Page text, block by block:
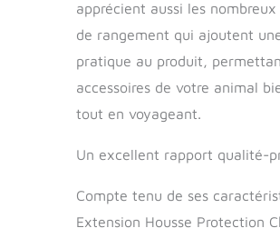
est
facile à
de sorte
n'aurez
Le
apprécient aussi les
de rangement qui ajoutent
pratique au produit,
accessoires de votre animal
tout en voyageant.
Un excellent rapport qualité-
Compte tenu de ses
Extension Housse Protection